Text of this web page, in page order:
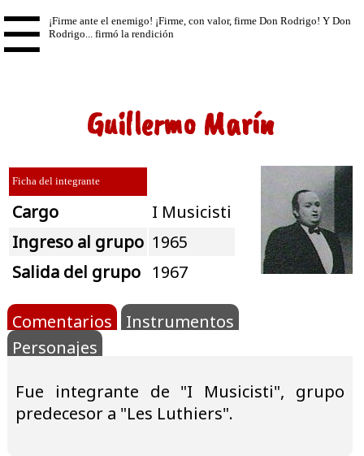
☰
Guillermo Marín
Ficha del integrante
Cargo
I Musicisti
Ingreso al grupo 1965
Salida del grupo 1967
Comentarios
Instrumentos
Personajes
Fue integrante de "I Musicisti", grupo
predecesor a "Les Luthiers".